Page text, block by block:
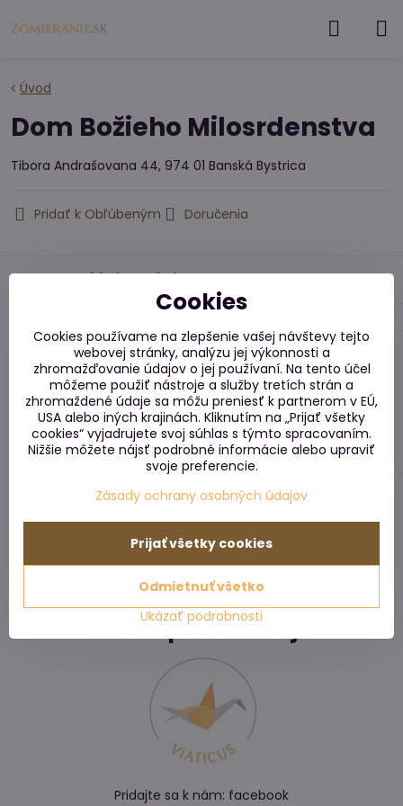
Úvod
Dom Božieho Milosrdenstva
Tibora Andrašovana 44, 974 01 Banská Bystrica
Pridať k Obľúbeným Doručenia
Doplnkové informácie
Vytvorené s podporou
Portál prevádzkuje
Pridajte sa k nám: facebook
Cookies
Cookies používame na zlepšenie vašej návštevy tejto
webovej stránky, analýzu jej výkonnosti a
zhromažďovanie údajov o jej používaní. Na tento účel
môžeme použiť nástroje a služby tretích strán a
zhromaždené údaje sa môžu preniesť k partnerom v EÚ,
USA alebo iných krajinách. Kliknutím na „Prijať všetky
cookies“ vyjadrujete svoj súhlas s týmto spracovaním.
Nižšie môžete nájsť podrobné informácie alebo upraviť
svoje preferencie.
Zásady ochrany osobných údajov
Ukázať podrobnosti
Prijať všetky cookies
Odmietnuť všetko